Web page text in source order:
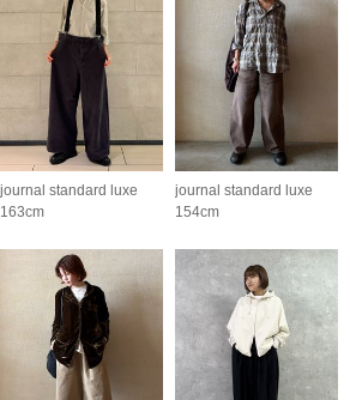
journal standard luxe
163cm
journal standard luxe
154cm